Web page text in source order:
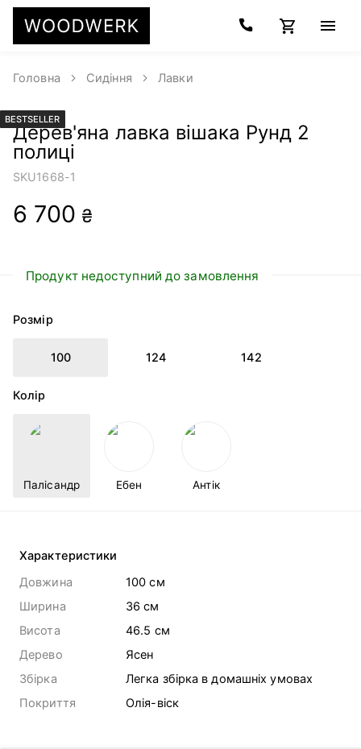
Головна Сидіння Лавки
BESTSELLER
Дерев'яна лавка вішака Рунд 2
полиці
SKU1668-1
6 700 ₴
Продукт недоступний до замовлення
Розмір
100 124 142
Колір
Палісандр Ебен Антік
Характеристики
Довжина
100 cм
Ширина
36 cм
Висота
46.5 cм
Дерево
Ясен
Збірка
Легка збірка в домашніх умовах
Покриття
Олія-віск